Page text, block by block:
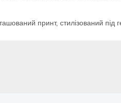
принт, стилізований під